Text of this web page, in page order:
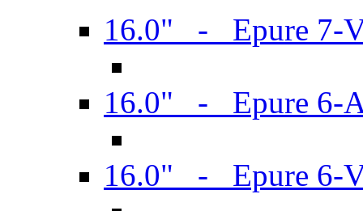
16.0" - Epure 7-
16.0" - Epure 6-
16.0" - Epure 6-